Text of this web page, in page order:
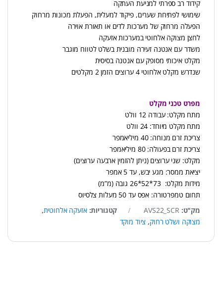
קידוד רב ספרתי למניעת העתקה
שימושי לפתיחת שערים, פיקוד למעלית, הפעלת מכונות מרחוק
הפעלה מרחוק של מערכות לדים או תאורת אוירה
לחצן מצוקה אלחוטי במערכות אזעקה
משדר עם אנטנה זעירה מובנית בשלט לטווח מוגבר
מקלט איכותי מסופק עם אנטנה בסיסית
שנדרש מקלט אלחוטי 4 ערוצים הזמן 2 מקלטים
מפרט טכני מקלט
מתח מקלט: עבודה 12 וולט
מתח מקלט מיוחד: 24 וולט
צריכת זרם מנוחה: 40 מיליאמפר
צריכת זרם בפעולה: 80 מיליאמפר
מקלט: שני ערוצים (ניתן להזמין ארבעה ערוצים)
יציאת ממסר: מגע יבש, עד 5 אמפר
מידות מקלט: 73*52*26 גובה (מ”מ)
תחום טמפרטורה: אפס עד 50 מעלות צלסיוס
מק"ט: AVS22_SCR קטגוריות:אזעקה אלחוטית,
מצוקה ושלט רחוק, ציוד מוקד